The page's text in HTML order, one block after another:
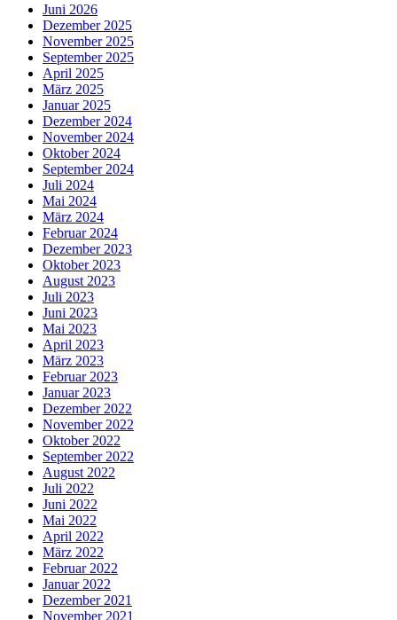
Juni 2026
Dezember 2025
November 2025
September 2025
April 2025
März 2025
Januar 2025
Dezember 2024
November 2024
Oktober 2024
September 2024
Juli 2024
Mai 2024
März 2024
Februar 2024
Dezember 2023
Oktober 2023
August 2023
Juli 2023
Juni 2023
Mai 2023
April 2023
März 2023
Februar 2023
Januar 2023
Dezember 2022
November 2022
Oktober 2022
September 2022
August 2022
Juli 2022
Juni 2022
Mai 2022
April 2022
März 2022
Februar 2022
Januar 2022
Dezember 2021
November 2021